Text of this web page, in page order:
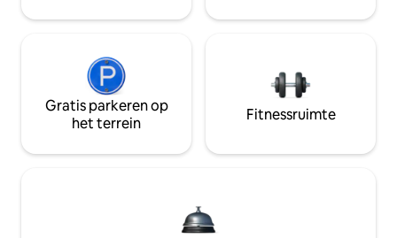
Gratis parkeren op
het terrein
Fitnessruimte